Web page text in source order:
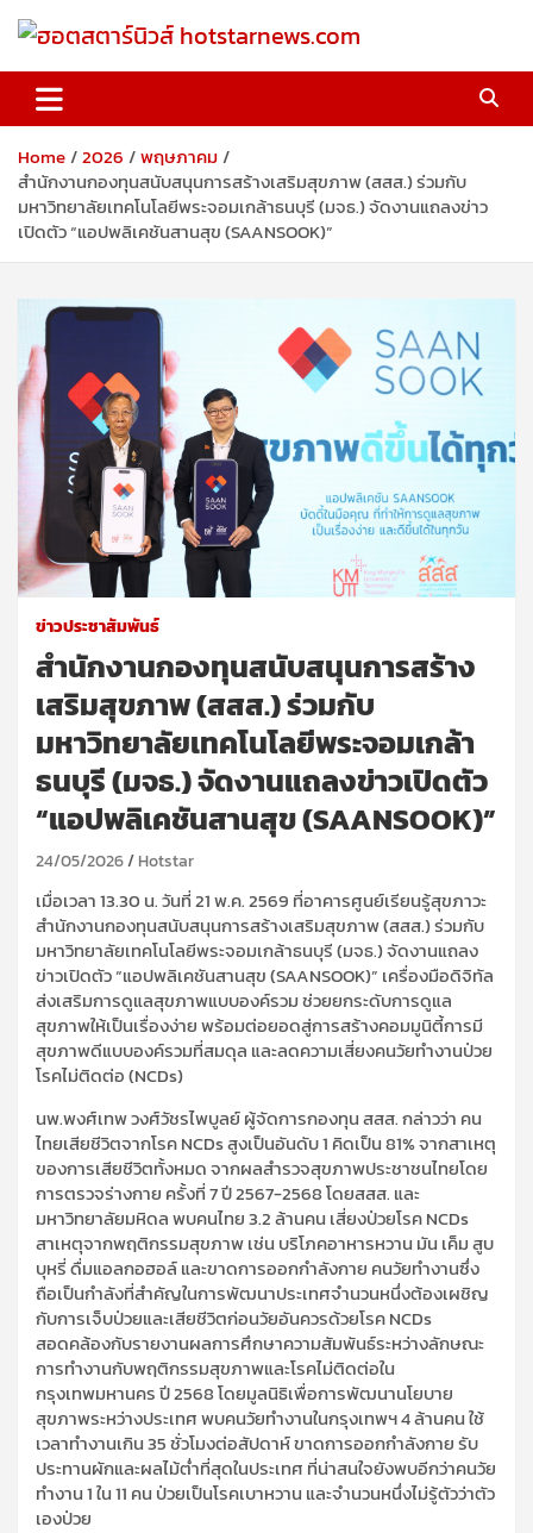
ฮอตสตาร์นิวส์ hotstarnews.com
Home 2026
พฤษภาคม
สำนักงานกองทุนสนับสนุนการสร้างเสริมสุขภาพ (สสส.) ร่วมกับ
มหาวิทยาลัยเทคโนโลยีพระจอมเกล้าธนบุรี (มจธ.) จัดงานแถลงข่าว
เปิดตัว “แอปพลิเคชันสานสุข (SAANSOOK)”
ข่าวประชาสัมพันธ์
สำนักงานกองทุนสนับสนุนการสร้าง
เสริมสุขภาพ (สสส.) ร่วมกับ
มหาวิทยาลัยเทคโนโลยีพระจอมเกล้า
ธนบุรี (มจธ.) จัดงานแถลงข่าวเปิดตัว
“แอปพลิเคชันสานสุข (SAANSOOK)”
24/05/2026 Hotstar
เมื่อเวลา 13.30 น. วันที่ 21 พ.ค. 2569 ที่อาคารศูนย์เรียนรู้สุขภาวะ
สำนักงานกองทุนสนับสนุนการสร้างเสริมสุขภาพ (สสส.) ร่วมกับ
มหาวิทยาลัยเทคโนโลยีพระจอมเกล้าธนบุรี (มจธ.) จัดงานแถลง
ข่าวเปิดตัว “แอปพลิเคชันสานสุข (SAANSOOK)” เครื่องมือดิจิทัล
ส่งเสริมการดูแลสุขภาพแบบองค์รวม ช่วยยกระดับการดูแล
สุขภาพให้เป็นเรื่องง่าย พร้อมต่อยอดสู่การสร้างคอมมูนิตี้การมี
สุขภาพดีแบบองค์รวมที่สมดุล และลดความเสี่ยงคนวัยทำงานป่วย
โรคไม่ติดต่อ (NCDs)
นพ.พงศ์เทพ วงศ์วัชรไพบูลย์ ผู้จัดการกองทุน สสส. กล่าวว่า คน
ไทยเสียชีวิตจากโรค NCDs สูงเป็นอันดับ 1 คิดเป็น 81% จากสาเหตุ
ของการเสียชีวิตทั้งหมด จากผลสำรวจสุขภาพประชาชนไทยโดย
การตรวจร่างกาย ครั้งที่ 7 ปี 2567-2568 โดยสสส. และ
มหาวิทยาลัยมหิดล พบคนไทย 3.2 ล้านคน เสี่ยงป่วยโรค NCDs
สาเหตุจากพฤติกรรมสุขภาพ เช่น บริโภคอาหารหวาน มัน เค็ม สูบ
บุหรี่ ดื่มแอลกอฮอล์ และขาดการออกกำลังกาย คนวัยทำงานซึ่ง
ถือเป็นกำลังที่สำคัญในการพัฒนาประเทศจำนวนหนึ่งต้องเผชิญ
กับการเจ็บป่วยและเสียชีวิตก่อนวัยอันควรด้วยโรค NCDs
สอดคล้องกับรายงานผลการศึกษาความสัมพันธ์ระหว่างลักษณะ
การทำงานกับพฤติกรรมสุขภาพและโรคไม่ติดต่อใน
กรุงเทพมหานคร ปี 2568 โดยมูลนิธิเพื่อการพัฒนานโยบาย
สุขภาพระหว่างประเทศ พบคนวัยทำงานในกรุงเทพฯ 4 ล้านคน ใช้
เวลาทำงานเกิน 35 ชั่วโมงต่อสัปดาห์ ขาดการออกกำลังกาย รับ
ประทานผักและผลไม้ต่ำที่สุดในประเทศ ที่น่าสนใจยังพบอีกว่าคนวัย
ทำงาน 1 ใน 11 คน ป่วยเป็นโรคเบาหวาน และจำนวนหนึ่งไม่รู้ตัวว่าตัว
เองป่วย